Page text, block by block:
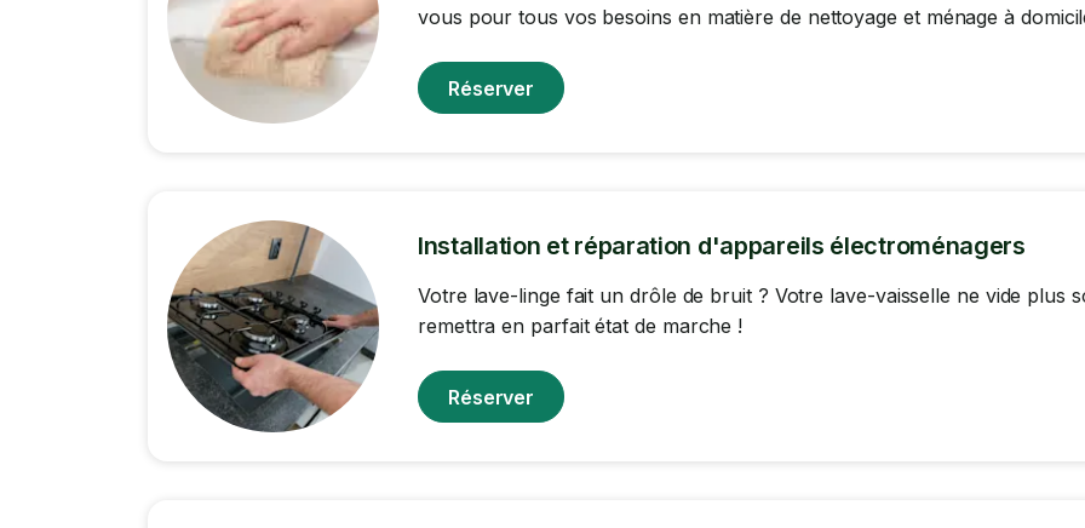
vous pour tous vos besoins en matière de nettoyage et ménage à
Réserver
Installation et réparation d'appareils électroménagers
Votre lave-linge fait un drôle de bruit ? Votre lave-vaisselle ne vide plus
remettra en parfait état de marche !
Réserver